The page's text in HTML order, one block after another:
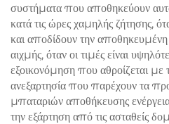
συστήματα που αποθηκεύουν
κατά τις ώρες χαμηλής ζήτησης,
και αποδίδουν την αποθηκευμένη
αιχμής, όταν οι τιμές είναι
εξοικονόμηση που αθροίζεται
ανεξαρτησία που παρέχουν τα
μπαταριών αποθήκευσης
την εξάρτηση από τις ασταθείς